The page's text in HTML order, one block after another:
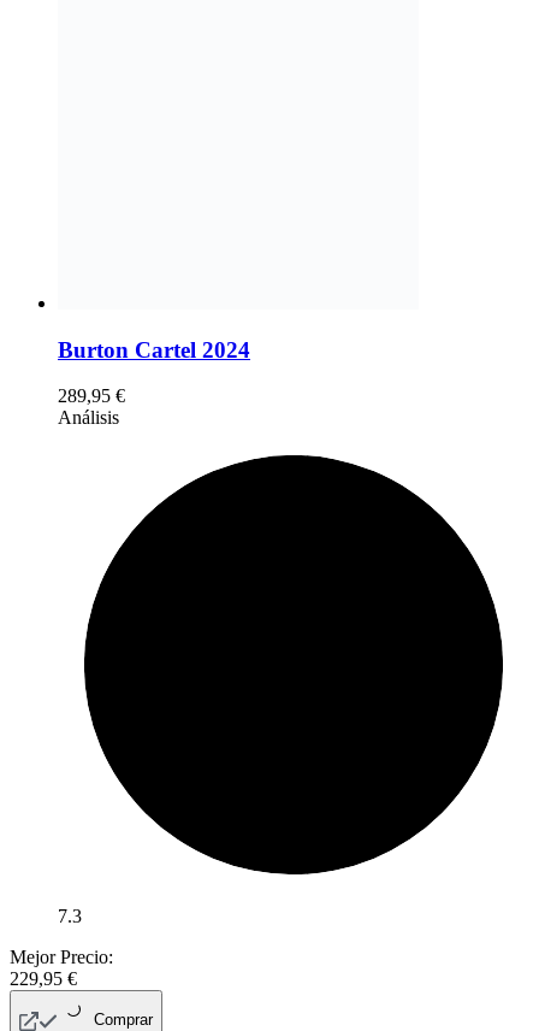
Burton Cartel 2024
289,95 €
Análisis
7.3
Mejor Precio:
229,95 €
Comprar